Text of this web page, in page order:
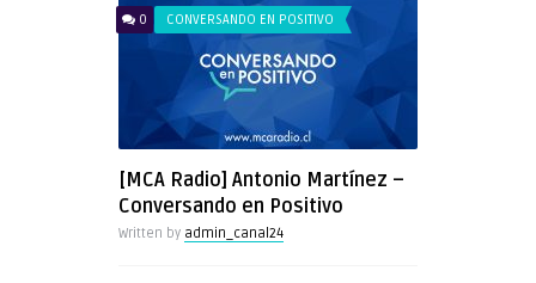
0 CONVERSANDO EN POSITIVO
[MCA Radio] Antonio Martínez –
Conversando en Positivo
Written by admin_canal24